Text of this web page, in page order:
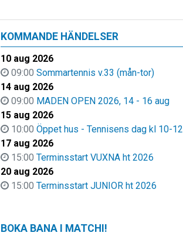
KOMMANDE HÄNDELSER
10 aug 2026
09:00 Sommartennis v.33 (mån-tor)
14 aug 2026
09:00 MADEN OPEN 2026, 14 - 16 aug
15 aug 2026
10:00 Öppet hus - Tennisens dag kl 10-12
17 aug 2026
15:00 Terminsstart VUXNA ht 2026
20 aug 2026
15:00 Terminsstart JUNIOR ht 2026
BOKA BANA I MATCHI!